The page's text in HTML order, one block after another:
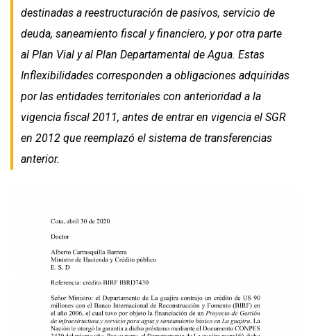
destinadas a reestructuración de pasivos, servicio de
deuda, saneamiento fiscal y financiero, y por otra parte
al Plan Vial y al Plan Departamental de Agua. Estas
Inflexibilidades corresponden a obligaciones adquiridas
por las entidades territoriales con anterioridad a la
vigencia fiscal 2011, antes de entrar en vigencia el SGR
en 2012 que reemplazó el sistema de transferencias
anterior.